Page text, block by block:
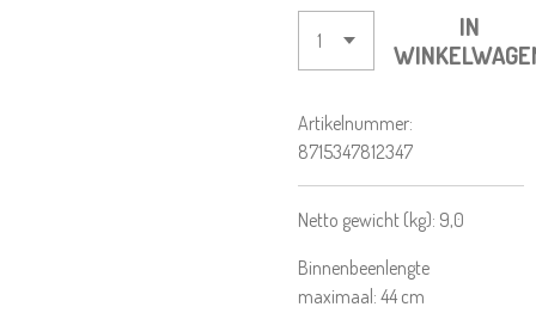
IN
Artikelnummer:
8715347812347
Netto gewicht (kg): 9,0
Binnenbeenlengte
maximaal: 44 cm